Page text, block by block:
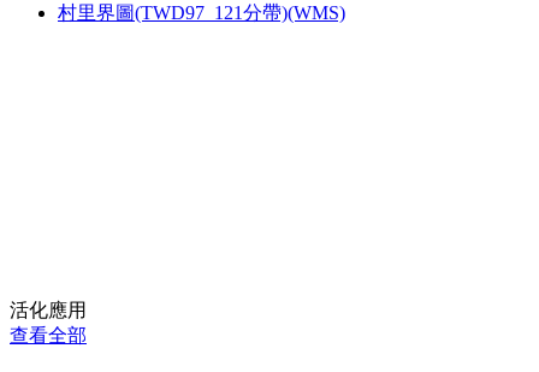
村里界圖(TWD97_121分帶)(WMS)
活化應用
查看全部